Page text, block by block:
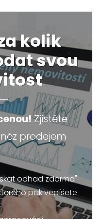
kolik
svou
Zjistěte
prodejem
odhad zdarma".
pak vepíšete